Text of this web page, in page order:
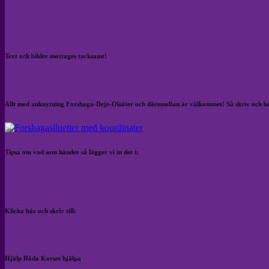
Text och bilder mottages tacksamt!
Allt med anknytning Forshaga-Deje-Olsäter och däremellan är välkommet! Så skriv och
Tipsa om vad som händer så lägger vi in det i:
Klicka här och skriv till:
Hjälp Röda Korset hjälpa